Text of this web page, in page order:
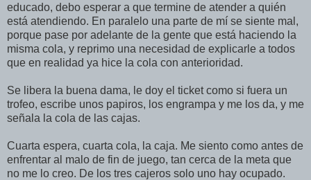
educado, debo esperar a que termine de atender a quién
está atendiendo. En paralelo una parte de mí se siente mal,
porque pase por adelante de la gente que está haciendo la
misma cola, y reprimo una necesidad de explicarle a todos
que en realidad ya hice la cola con anterioridad.
Se libera la buena dama, le doy el ticket como si fuera un
trofeo, escribe unos papiros, los engrampa y me los da, y me
señala la cola de las cajas.
Cuarta espera, cuarta cola, la caja. Me siento como antes de
enfrentar al malo de fin de juego, tan cerca de la meta que
no me lo creo. De los tres cajeros solo uno hay ocupado.